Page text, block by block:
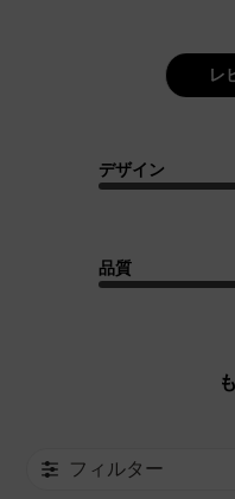
レ
デザイン
品質
フィルター